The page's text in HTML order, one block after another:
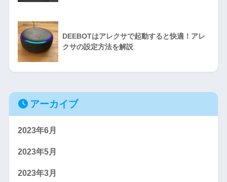
DEEBOTはアレクサで起動すると快適！アレ
クサの設定方法を解説
アーカイブ
2023年6月
2023年5月
2023年3月